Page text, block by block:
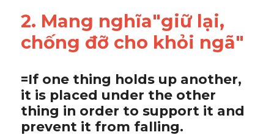
2. Mang nghĩa"giữ lại,
chống đỡ cho khỏi ngã"
=If one thing holds up another,
it is placed under the other
thing in order to support it and
prevent it from falling.